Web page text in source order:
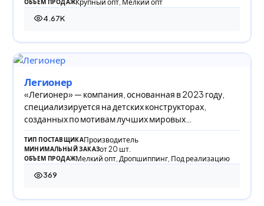
ОБЪЕМ ПРОДАЖКрупный опт, Мелкий опт
4.67K
4 669 просмотров
Легионер
«Легионер» — компания, основанная в 2023 году,
специализируется на детских конструкторах,
созданных по мотивам лучших мировых
производителей
ТИП ПОСТАВЩИКАПроизводитель
МИНИМАЛЬНЫЙ ЗАКАЗот 20 шт.
ОБЪЕМ ПРОДАЖМелкий опт, Дропшиппинг, Под реализацию
369
369 просмотров